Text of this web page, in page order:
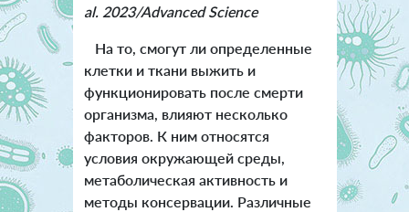
al. 2023/Advanced Science
На то, смогут ли определенные
клетки и ткани выжить и
функционировать после смерти
организма, влияют несколько
факторов. К ним относятся
условия окружающей среды,
метаболическая активность и
методы консервации. Различные